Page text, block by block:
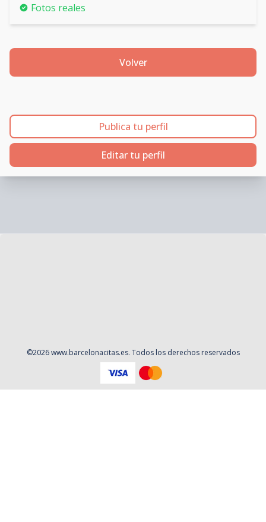
Fotos reales
Volver
Publica tu perfil
Editar tu perfil
©2026 www.barcelonacitas.es. Todos los derechos reservados
Aviso Legal